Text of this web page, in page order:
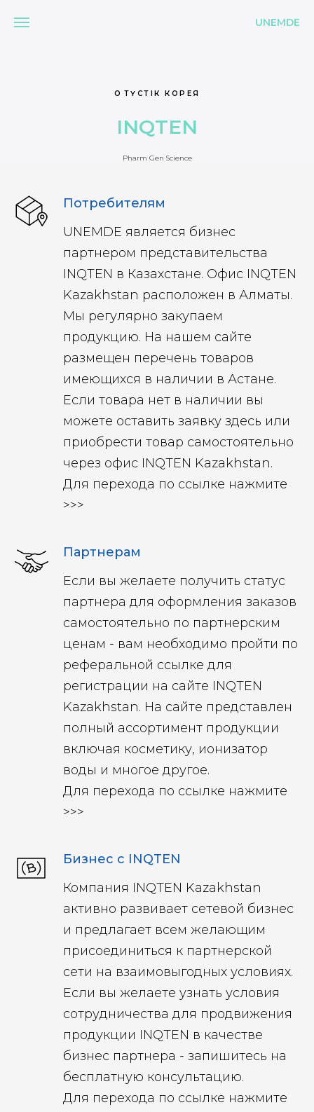
UNEMDE
ОҢТҮСТІК КОРЕЯ
INQTEN
Pharm Gen Science
Потребителям
UNEMDE является бизнес
партнером представительства
INQTEN в Казахстане. Офис INQTEN
Kazakhstan расположен в Алматы.
Мы регулярно закупаем
продукцию. На нашем сайте
размещен перечень товаров
имеющихся в наличии в Астане.
Если товара нет в наличии вы
можете оставить заявку здесь или
приобрести товар самостоятельно
через офис INQTEN Kazakhstan.
Для перехода по ссылке нажмите
>>>
Партнерам
Если вы желаете получить статус
партнера для оформления заказов
самостоятельно по партнерским
ценам - вам необходимо пройти по
реферальной ссылке для
регистрации на сайте INQTEN
Kazakhstan. На сайте представлен
полный ассортимент продукции
включая косметику, ионизатор
воды и многое другое.
Для перехода по ссылке нажмите
>>>
Бизнес с INQTEN
Компания INQTEN Kazakhstan
активно развивает сетевой бизнес
и предлагает всем желающим
присоединиться к партнерской
сети на взаимовыгодных условиях.
Если вы желаете узнать условия
сотрудничества для продвижения
продукции INQTEN в качестве
бизнес партнера - запишитесь на
бесплатную консультацию.
Для перехода по ссылке нажмите